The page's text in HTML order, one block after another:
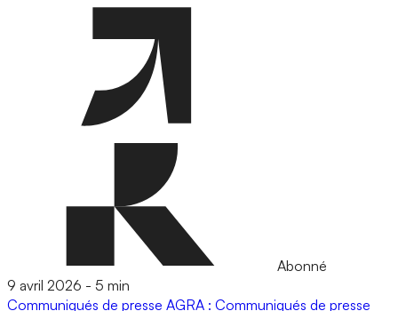
Abonné
9 avril 2026 - 5 min
Communiqués de presse AGRA : Communiqués de presse